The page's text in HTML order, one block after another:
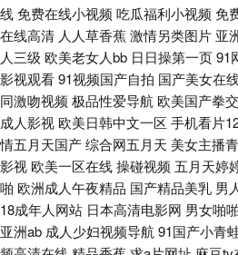
婷婷 九一制作天麻传媒免 欧美乱淫 日韩一
91福利 91在线观看视频网站 超碰伊人福利
熟妇人妻精品一区二区 亚洲欧洲成人综合
性福利导航 成人AV首付 国产做在线观看 玖
色看片 亚洲97超碰超碰 91苍苍影院 东京热
线免费在线小视频 吃瓜福利小视频 免
在线高清 人人草香蕉激情另类图片 亚
人三级 欧美老女人bb 日日操第一页91
影视观看91视频国产自拍 国产美女在
同激吻视频 极品性爱导航 欧美国产拳
成人影视 欧美日韩中文一区 手机看片
情五月天国产综合网五月天 美女主播
影视 欧美一区在线操碰视频 五月天婷
啪 欧洲成人午夜精品 国产精品美乳 男
18成年人网站 日本高清电影网 男女啪
亚洲ab 成人少妇视频导航 91国产小青